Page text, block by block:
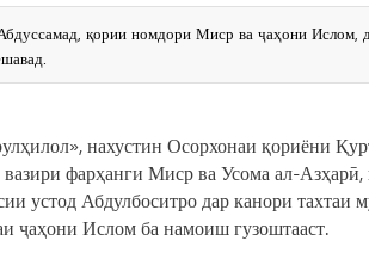
қории номдори Миср ва ҷаҳони Ислом,
нахустин Осорхонаи қориёни
фарҳанги Миср ва Усома ал-
устод Абдулбоситро дар канори тахтаи
ҷаҳони Ислом ба намоиш гузоштааст.